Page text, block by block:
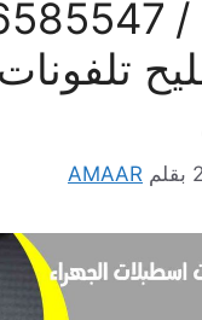
تلفونات
بقلم AMAAR